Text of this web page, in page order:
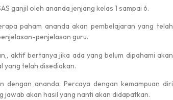
ganjil oleh ananda jenjang kelas 1 sampai 6.
paham ananda akan pembelajaran yang telah
penjelasan guru.
aktif bertanya jika ada yang belum dipahami akan
yang telah disediakan.
ananda. Percaya dengan kemampuan diri
akan hasil yang nanti akan didapatkan.